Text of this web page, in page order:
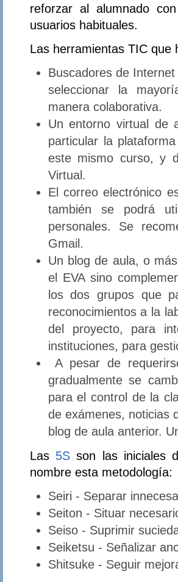
reforzar al alumnado
usuarios habituales.
Las herramientas TIC que
Buscadores de
seleccionar la
manera colaborativa.
Un entorno virtual de
particular la
este mismo curso, y
Virtual.
El correo electrónico
también se podrá
personales. Se
Gmail.
Un blog de aula, o
el EVA sino
los dos grupos que
reconocimientos a la
del proyecto, para
instituciones, para
A pesar de
gradualmente se
para el control de la
de exámenes, noticias
blog de aula anterior.
Las 5Sson las iniciales
nombre esta metodología:
Seiri - Separar
Seiton - Situar
Seiso - Suprimir
Seiketsu - Señalizar
Shitsuke - Seguir